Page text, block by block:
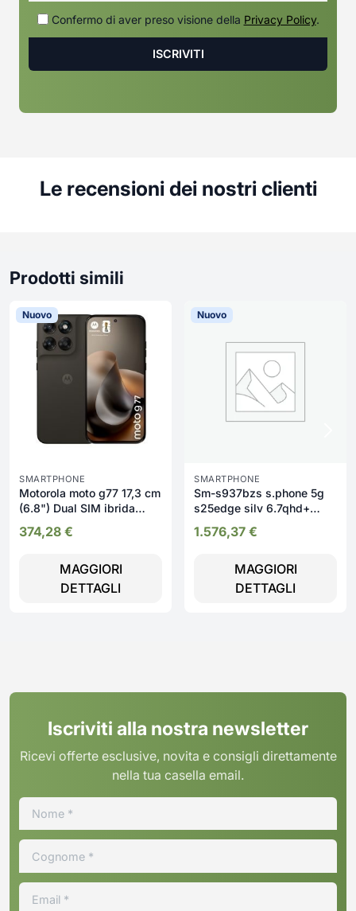
Confermo di aver preso visione della Privacy Policy.
Le recensioni dei nostri clienti
Prodotti simili
Nuovo
SMARTPHONE
Motorola moto g77 17,3 cm
(6.8") Dual SIM ibrida
C 8 GB 256 GB 5200 mAh
374,28 €
MAGGIORI
DETTAGLI
Nuovo
SMARTPHONE
Sm-s937bzs s.phone 5g
s25edge silv 6.7qhd+
1.576,37 €
MAGGIORI
DETTAGLI
Iscriviti alla nostra newsletter
Ricevi offerte esclusive, novita e consigli direttamente
nella tua casella email.